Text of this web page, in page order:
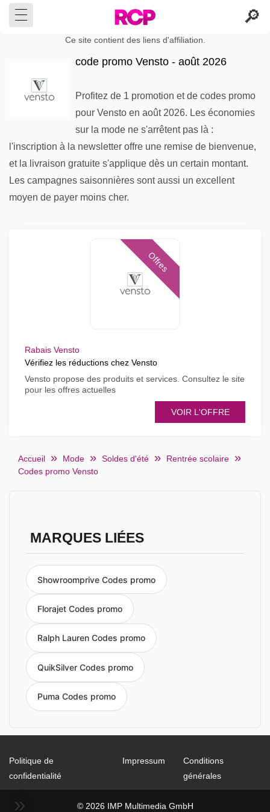
Ce site contient des liens d'affiliation.
code promo Vensto - août 2026
Profitez de 1 promotion et de codes promo
pour Vensto en août 2026. Les économies
sur la mode ne s'arrêtent pas là :
l'inscription à la newsletter offre une remise de bienvenue,
et la livraison gratuite s'applique dès un certain montant.
Les campagnes saisonnières sont aussi un excellent
moyen de payer moins cher.
Offres
Rabais Vensto
Vérifiez les réductions chez Vensto
Vensto propose des produits et services. Consultez le site
pour les offres actuelles
VOIR L'OFFRE
Accueil Mode Soldes d'été
Rentrée scolaire
Codes promo Vensto
MARQUES LIÉES
Showroomprive Codes promo
Florajet Codes promo
Ralph Lauren Codes promo
QuikSilver Codes promo
Puma Codes promo
Politique de
confidentialité
Impressum
Conditions
générales
© 2026 IMP Multimedia GmbH